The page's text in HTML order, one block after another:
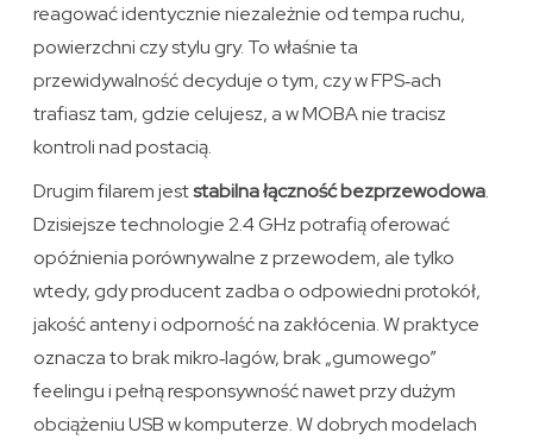
reagować identycznie niezależnie od tempa ruchu,
powierzchni czy stylu gry. To właśnie ta
przewidywalność decyduje o tym, czy w FPS‑ach
trafiasz tam, gdzie celujesz, a w MOBA nie tracisz
kontroli nad postacią.
Drugim filarem jeststabilna łączność bezprzewodowa.
Dzisiejsze technologie 2.4 GHz potrafią oferować
opóźnienia porównywalne z przewodem, ale tylko
wtedy, gdy producent zadba o odpowiedni protokół,
jakość anteny i odporność na zakłócenia. W praktyce
oznacza to brak mikro‑lagów, brak „gumowego”
feelingu i pełną responsywność nawet przy dużym
obciążeniu USB w komputerze. W dobrych modelach